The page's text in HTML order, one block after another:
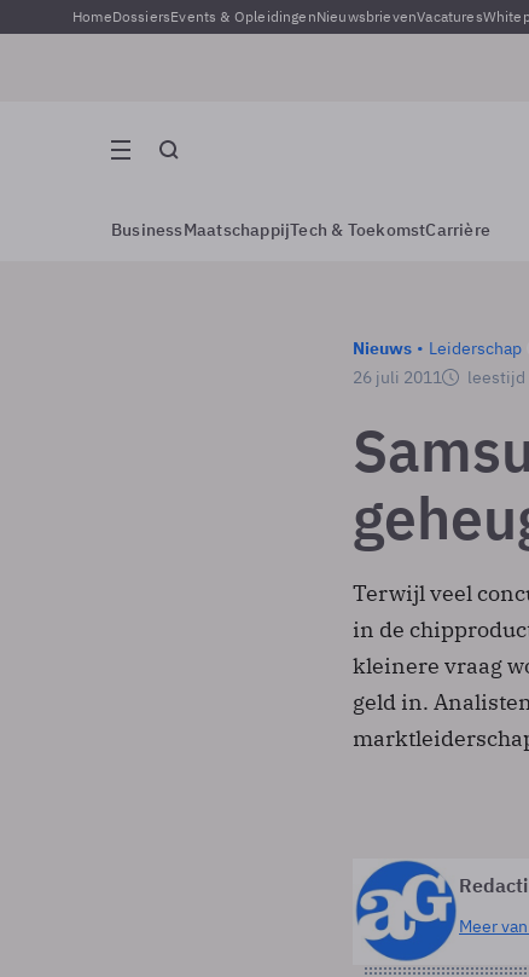
HomeDossiersEvents & OpleidingenNieuwsbrievenVacatures
BusinessMaatschappijTech & ToekomstCarrière
Nieuws
Leiderschap
26 juli 2011
leestijd
Terwijl veel
in de
kleinere vraag
geld in.
Meer